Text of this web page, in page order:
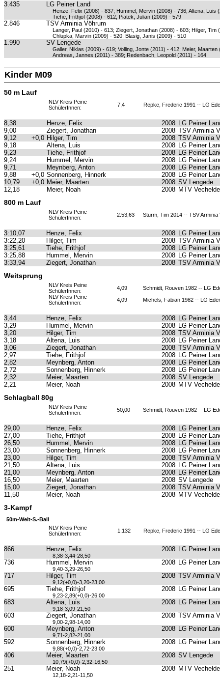
3.435 LG Peiner Land
Henze, Felix (2008) - 837; Hummel, Mervin (2008) - 736; Altena, Luis
Tiehe, Frithjof (2008) - 612; Piatek, Julian (2009) - 579
2.846 TSV Arminia Vöhrum
Langer, Paul (2010) - 613; Ziegert, Jonathan (2008) - 603; Hilger, Tim
Chlupka, Marvin (2009) - 520; Blasig, Janis (2009) - 510
1.990 SV Lengede
Galler, Niklas (2009) - 619; Volling, Jonte (2011) - 412; Meier, Maarten
Andreas, Jannes (2011) - 389; Redenbach, Leopold (2011) - 164
Kinder M09
50 m Lauf
NLV Kreis Peine
SchülerInnen:
7,4 Repke, Frederic 1991 -- LG
8,38 Henze, Felix 2008 LG Peiner
9,00
Ziegert, Jonathan 2008 TSV Arminia
9,12
+0,0 Hilger, Tim 2008 TSV Arminia
9,18
Altena, Luis 2008 LG Peiner
9,23
Tiehe, Frithjof 2008 LG Peiner
9,24
Hummel, Mervin 2008 LG Peiner
9,71
Meynberg, Anton 2008 LG Peiner
9,88
+0,0 Sonnenberg, Hinnerk 2008 LG Peiner
10,79
+0,0 Meier, Maarten 2008 SV Lengede
12,18
Meier, Noah 2008 MTV Vechelde
800 m Lauf
NLV Kreis Peine
SchülerInnen:
2:53,63 Sturm, Tim 2014 -- TSV Arminia
3:10,07 Henze, Felix 2008 LG Peiner
3:22,20
Hilger, Tim 2008 TSV Arminia
3:25,61
Tiehe, Frithjof 2008 LG Peiner
3:25,88
Hummel, Mervin 2008 LG Peiner
3:33,94
Ziegert, Jonathan 2008 TSV Arminia
Weitsprung
NLV Kreis Peine
SchülerInnen:
4,09
Schmidt, Rouven 1982 -- LG
NLV Kreis Peine
SchülerInnen:
4,09 Michels, Fabian 1982 -- LG
3,44 Henze, Felix 2008 LG Peiner
3,29
Hummel, Mervin 2008 LG Peiner
3,20
Hilger, Tim 2008 TSV Arminia
3,18
Altena, Luis 2008 LG Peiner
3,06
Ziegert, Jonathan 2008 TSV Arminia
2,97
Tiehe, Frithjof 2008 LG Peiner
2,82
Meynberg, Anton 2008 LG Peiner
2,72
Sonnenberg, Hinnerk 2008 LG Peiner
2,32
Meier, Maarten 2008 SV Lengede
2,21
Meier, Noah 2008 MTV Vechelde
Schlagball 80g
NLV Kreis Peine
SchülerInnen:
50,00 Schmidt, Rouven 1982 -- LG
29,00 Henze, Felix 2008 LG Peiner
27,00
Tiehe, Frithjof 2008 LG Peiner
26,50
Hummel, Mervin 2008 LG Peiner
23,00
Sonnenberg, Hinnerk 2008 LG Peiner
23,00
Hilger, Tim 2008 TSV Arminia
21,50
Altena, Luis 2008 LG Peiner
21,00
Meynberg, Anton 2008 LG Peiner
16,50
Meier, Maarten 2008 SV Lengede
15,00
Ziegert, Jonathan 2008 TSV Arminia
11,50
Meier, Noah 2008 MTV Vechelde
3-Kampf
50m-Weit-S.-Ball
NLV Kreis Peine
SchülerInnen:
1.132 Repke, Frederic 1991 -- LG
866 Henze, Felix 2008 LG Peiner
8,38-3,44-28,50
736 Hummel, Mervin 2008 LG Peiner
9,40-3,29-26,50
717 Hilger, Tim 2008 TSV Arminia
9,12(+0,0)-3,20-23,00
695 Tiehe, Frithjof 2008 LG Peiner
9,23-2,89(+0,0)-26,00
683 Altena, Luis 2008 LG Peiner
9,18-3,09-21,50
603 Ziegert, Jonathan 2008 TSV Arminia
9,00-2,98-14,00
600 Meynberg, Anton 2008 LG Peiner
9,71-2,82-21,00
592 Sonnenberg, Hinnerk 2008 LG Peiner
9,88(+0,0)-2,72-23,00
406 Meier, Maarten 2008 SV Lengede
10,79(+0,0)-2,32-16,50
251 Meier, Noah 2008 MTV Vechelde
12,18-2,21-11,50